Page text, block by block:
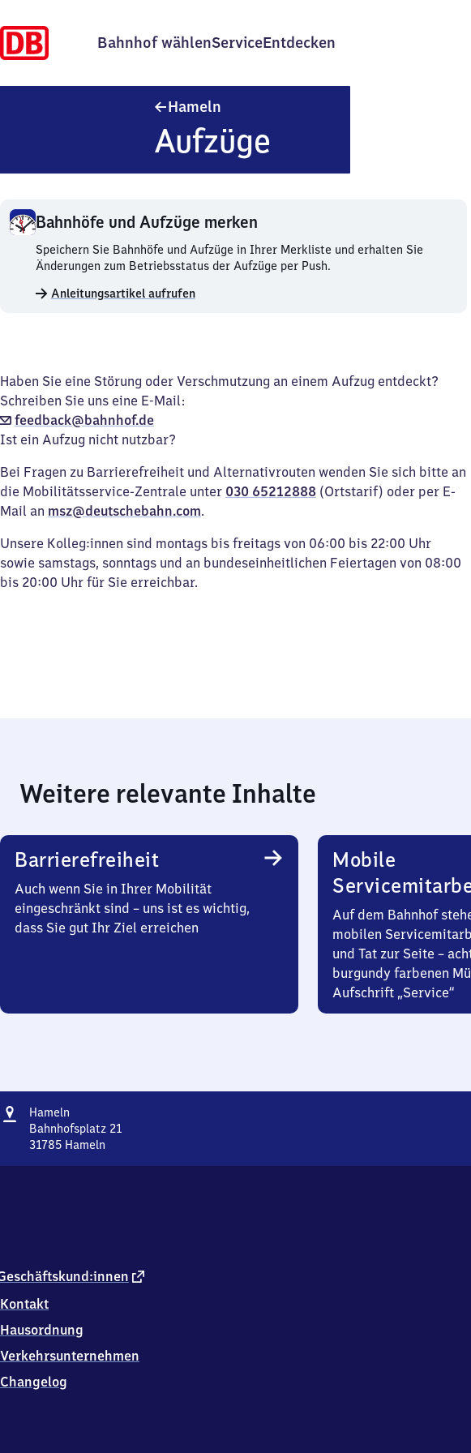
Bahnhof wählenServiceEntdecken
Hameln
Aufzüge
Bahnhöfe und Aufzüge merken
Bahnhöfe
und
merken.
Speichern Sie Bahnhöfe und Aufzüge in Ihrer Merkliste und erhalten Sie
Änderungen zum Betriebsstatus der Aufzüge per Push.
Anleitungsartikel aufrufen
Haben Sie eine Störung oder Verschmutzung an einem Aufzug entdeckt?
Schreiben Sie uns eine E-Mail:
feedback@bahnhof.de
Ist ein Aufzug nicht nutzbar?
Bei Fragen zu Barrierefreiheit und Alternativrouten wenden Sie sich bitte an
die Mobilitätsservice-Zentrale unter 030 65212888 (Ortstarif) oder per E-
Mail an msz@deutschebahn.com.
Unsere Kolleg:innen sind montags bis freitags von 06:00 bis 22:00 Uhr
sowie samstags, sonntags und an bundeseinheitlichen Feiertagen von 08:00
bis 20:00 Uhr für Sie erreichbar.
Weitere relevante Inhalte
Barrierefreiheit
Auch wenn Sie in Ihrer Mobilität
eingeschränkt sind – uns ist es wichtig,
dass Sie gut Ihr Ziel erreichen
Mobile
Auf dem Bahnhof
mobilen
und Tat zur Seite –
burgundy farbenen
Aufschrift „Service“
Adresse
Hameln
Bahnhofsplatz 21
31785 Hameln
5
externer
Kontakt
Hausordnung
Verkehrsunternehmen
Changelog